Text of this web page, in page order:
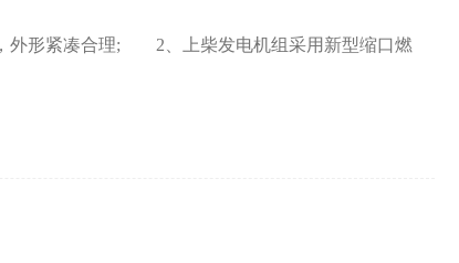
外形紧凑合理; 2、上柴发电机组采用新型缩口燃